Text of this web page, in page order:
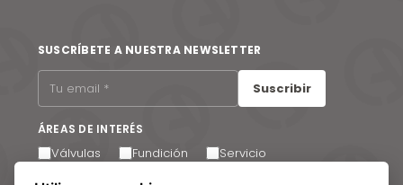
SUSCRÍBETE A NUESTRA NEWSLETTER
Suscribir
ÁREAS DE INTERÉS
Válvulas Fundición Servicio